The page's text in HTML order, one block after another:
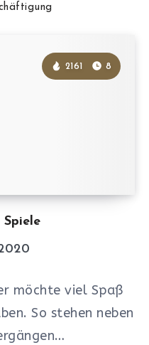
Spiele
2161 8
möchte viel Spaß
So stehen neben